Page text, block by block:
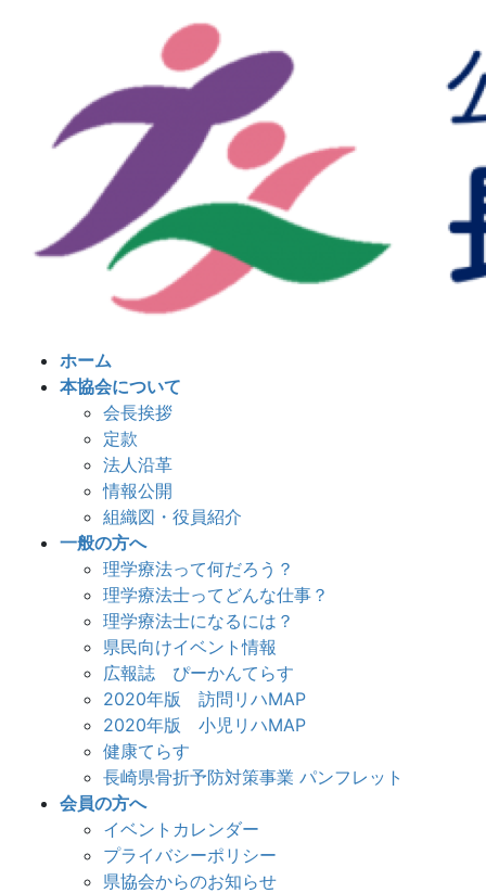
ホーム
本協会について
会長挨拶
定款
法人沿革
情報公開
組織図・役員紹介
一般の方へ
理学療法って何だろう？
理学療法士ってどんな仕事？
理学療法士になるには？
県民向けイベント情報
広報誌 ぴーかんてらす
2020年版 訪問リハMAP
2020年版 小児リハMAP
健康てらす
長崎県骨折予防対策事業 パンフレット
会員の方へ
イベントカレンダー
プライバシーポリシー
県協会からのお知らせ